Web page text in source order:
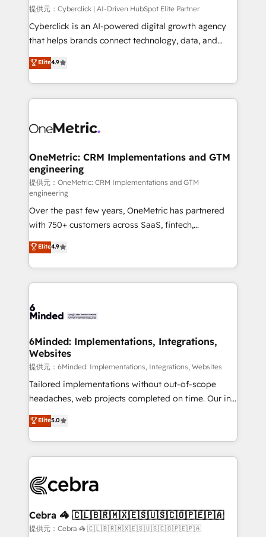
提供元：Cyberclick | AI-Driven HubSpot Elite Partner
Cyberclick is an AI-powered digital growth agency
that helps brands connect technology, data, and
creativity to achieve measurable results. Founded in
Barcelona and operating across Spain, LATAM, and
the UK, we support global companies in building
smarter marketing, sales, and customer success
Iberia (Spain & Portugal), we combine human insight
growth. Our multidisciplinary team designs solutions
that simplify complexity, boost performance, and
turn innovation into real impact. 🌍 Highlights •
HubSpot Partner since 2012 • 2022 EMEA Impact
Award: Best Integration • 150+ successful HubSpot
projects • Clients in 30+ industries • Proprietary
technology for integrations • Multilingual team:
English, Spanish, Portuguese & Italian 👉 Grow
smarter with AI and HubSpot.
Elite4.9
OneMetric: CRM Implementations and GTM
engineering
提供元：OneMetric: CRM Implementations and GTM
engineering
Over the past few years, OneMetric has partnered
with 750+ customers across SaaS, fintech,
healthcare, real estate, and other industries. With
150+ HubSpot-certified experts, we deliver scalable
solutions to complex GTM and RevOps challenges.
Our Expertise 🔹 Onboarding & Implementation:
tailored to your GTM motion. 🔹 Migrations:
from other CRMs to HubSpot without data loss or
downtime. 🔹 RevOps Strategy: Align teams,
processes, and data to drive revenue efficiency. 🔹
Integrations: Connect HubSpot with your tech stack
for better adoption. 🔹 Custom Solutions: Build
SOC 2 Type II and ISO 27001 certified, reinforcing
our commitment to data security and compliance. At
Elite4.9
6Minded: Implementations, Integrations,
Websites
提供元：6Minded: Implementations, Integrations, Websites
Tailored implementations without out-of-scope
headaches, web projects completed on time. Our in-
house team of certified CRM architects, experts,
developers, designers, and marketers handles all
aspects of your HubSpot. ✨ 400+ global clients ✨
100+ seamless migrations from 15+ different CRMs
implementations, and 5,000+ pages ✨ CS: Clients
CS: 245% organic growth & +751% new visitors for a
full-funnel HubSpot project ✨ CS: 415% conversion
Elite5.0
Cebra 🦓 🇨🇱🇧🇷🇲🇽🇪🇸🇺🇸🇨🇴🇵🇪🇵🇦
提供元：Cebra 🦓 🇨🇱🇧🇷🇲🇽🇪🇸🇺🇸🇨🇴🇵🇪🇵🇦